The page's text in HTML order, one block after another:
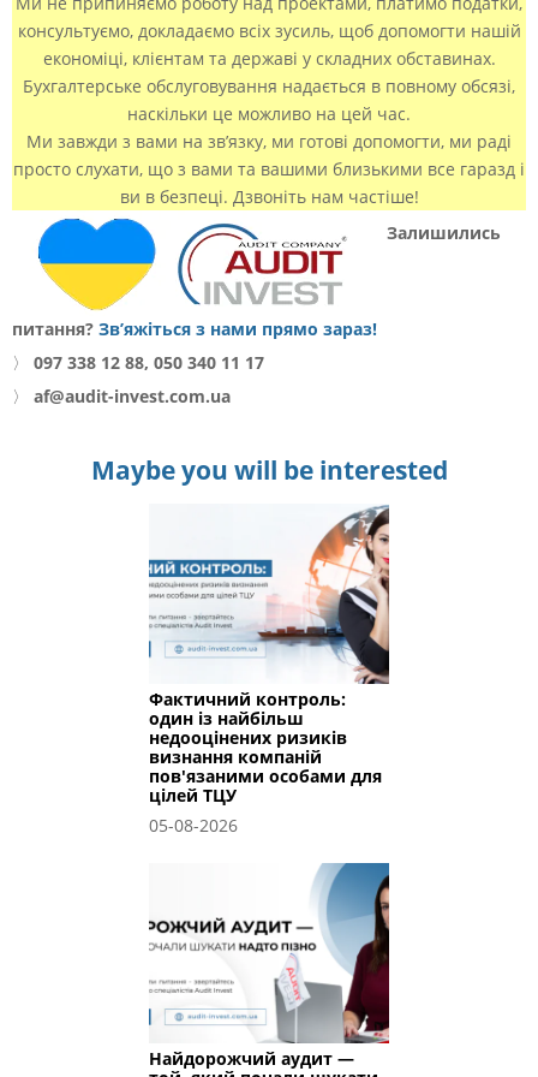
консультуємо, докладаємо всіх зусиль, щоб допомогти нашій
економіці, клієнтам та державі у складних обставинах.
Бухгалтерське обслуговування надається в повному обсязі,
наскільки це можливо на цей час.
Ми завжди з вами на зв’язку, ми готові допомогти, ми раді
просто слухати, що з вами та вашими близькими все гаразд і
ви в безпеці. Дзвоніть нам частіше!
Залишились
питання? Зв’яжіться з нами прямо зараз!
〉
097 338 12 88, 050 340 11 17
〉
af@audit-invest.com.ua
Maybe you will be interested
Фактичний контроль:
один із найбільш
недооцінених ризиків
визнання компаній
пов'язаними особами для
цілей ТЦУ
05-08-2026
Найдорожчий аудит —